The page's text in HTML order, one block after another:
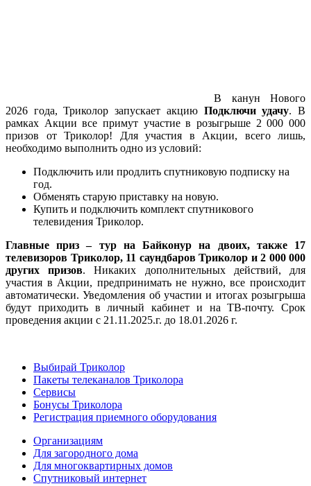
В канун Нового
2026 года, Триколор запускает акцию Подключи удачу. В
рамках Акции все примут участие в розыгрыше 2 000 000
призов от Триколор! Для участия в Акции, всего лишь,
необходимо выполнить одно из условий:
Подключить или продлить спутниковую подписку на
год.
Обменять старую приставку на новую.
Купить и подключить комплект спутникового
телевидения Триколор.
Главные приз – тур на Байконур на двоих, также 17
телевизоров Триколор, 11 саундбаров Триколор и 2 000 000
других призов. Никаких дополнительных действий, для
участия в Акции, предпринимать не нужно, все происходит
автоматически. Уведомления об участии и итогах розыгрыша
будут приходить в личный кабинет и на ТВ-почту. Срок
проведения акции с 21.11.2025.г. до 18.01.2026 г.
Выбирай Триколор
Пакеты телеканалов Триколора
Сервисы
Бонусы Триколора
Регистрация приемного оборудования
Организациям
Для загородного дома
Для многоквартирных домов
Спутниковый интернет